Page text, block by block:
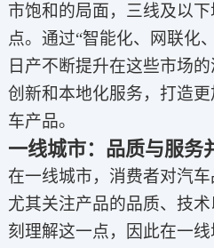
市饱和的局面，三线及以
点。通过“智能化、网联化
日产不断提升在这些市场
创新和本地化服务，打造
车产品。
一线城市：品质与服务
在一线城市，消费者对汽车
尤其关注产品的品质、技
刻理解这一点，因此在一